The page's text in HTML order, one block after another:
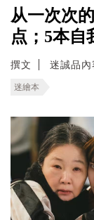
从一次次
点；5本自
撰文 迷誠品內
迷繪本